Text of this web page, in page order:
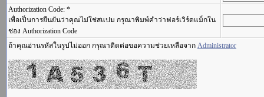
Authorization Code: *
เพื่อเป็นการยืนยันว่าคุณไม่ใช่สแปม กรุณาพิมพ์คำว่าฟอร์เวิร์ดแม็กใน
ช่อง Authorization Code
ถ้าคุณอ่านรหัสในรูปไม่ออก กรุณาติดต่อขอความช่วยเหลือจาก Administrator